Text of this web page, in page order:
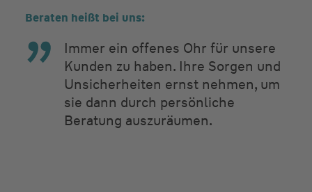
Beraten heißt bei uns:
Immer ein offenes Ohr für unsere
Kunden zu haben. Ihre Sorgen und
Unsicherheiten ernst nehmen, um
sie dann durch persönliche
Beratung auszuräumen.